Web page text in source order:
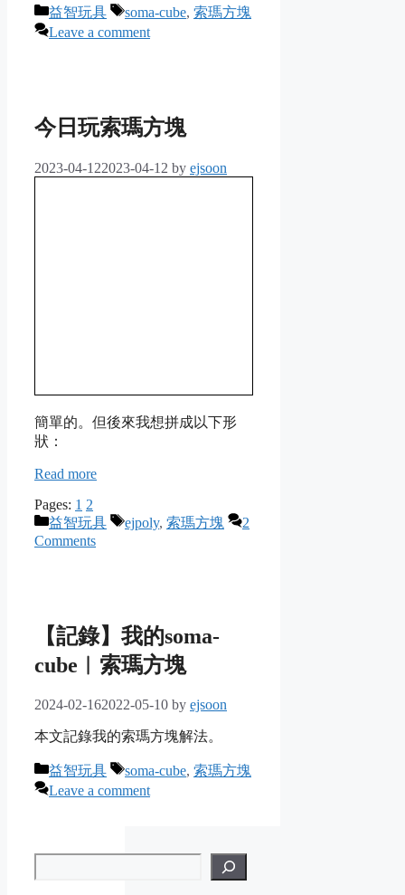
Categories
益智玩具 Tags
soma-cube, 索瑪方塊
Leave a comment
今日玩索瑪方塊
2023-04-122023-04-12 by ejsoon
簡單的。但後來我想拼成以下形
狀：
Read more
Pages: 1 2
Categories
益智玩具 Tags
ejpoly, 索瑪方塊
2
Comments
【記錄】我的soma-
cube︱索瑪方塊
2024-02-162022-05-10 by ejsoon
本文記錄我的索瑪方塊解法。
Categories
益智玩具 Tags
soma-cube, 索瑪方塊
Leave a comment